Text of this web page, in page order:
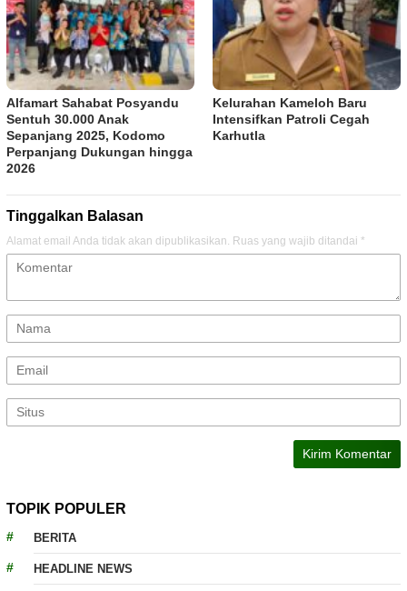
Alfamart Sahabat Posyandu
Sentuh 30.000 Anak
Sepanjang 2025, Kodomo
Perpanjang Dukungan hingga
2026
Kelurahan Kameloh Baru
Intensifkan Patroli Cegah
Karhutla
Tinggalkan Balasan
Alamat email Anda tidak akan dipublikasikan. Ruas yang wajib ditandai *
TOPIK POPULER
BERITA
HEADLINE NEWS